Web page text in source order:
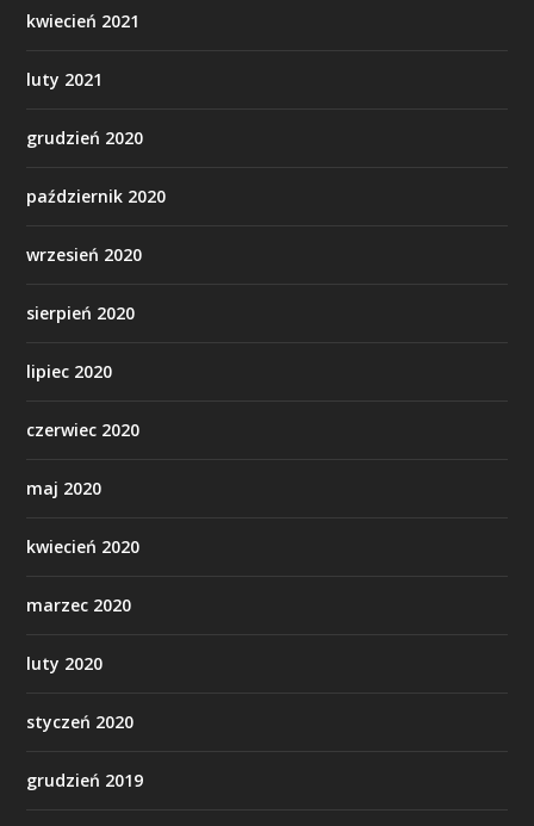
kwiecień 2021
luty 2021
grudzień 2020
październik 2020
wrzesień 2020
sierpień 2020
lipiec 2020
czerwiec 2020
maj 2020
kwiecień 2020
marzec 2020
luty 2020
styczeń 2020
grudzień 2019